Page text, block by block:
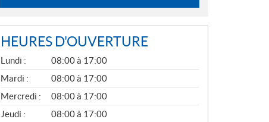
HEURES D'OUVERTURE
G
É
N
É
R
A
L
Lundi :
08:00 à 17:00
Mardi :
08:00 à 17:00
Mercredi :
08:00 à 17:00
Jeudi :
08:00 à 17:00